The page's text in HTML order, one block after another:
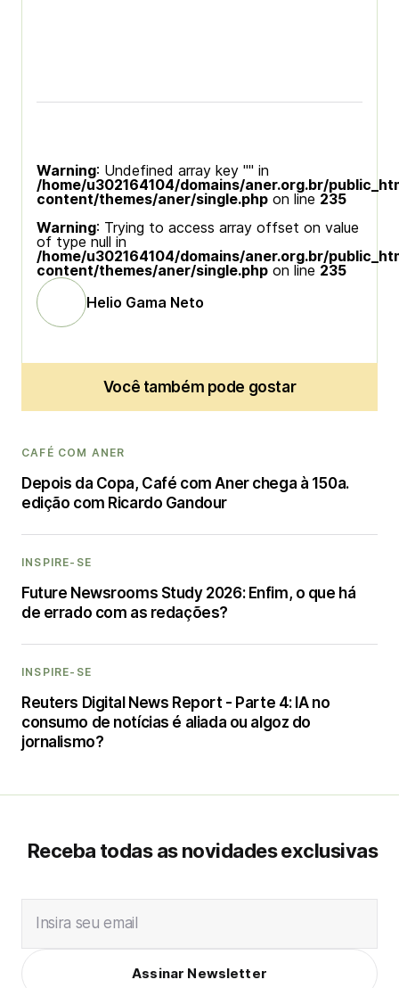
Warning: Undefined array key "" in
/home/u302164104/domains/aner.org.br/
content/themes/aner/single.php on line 235
Warning: Trying to access array offset on value
of type null in
/home/u302164104/domains/aner.org.br/
content/themes/aner/single.php on line 235
Helio Gama Neto
Você também pode gostar
CAFÉ COM ANER
Depois da Copa, Café com Aner chega à 150a.
edição com Ricardo Gandour
INSPIRE-SE
Future Newsrooms Study 2026: Enfim, o que há
de errado com as redações?
INSPIRE-SE
Reuters Digital News Report - Parte 4: IA no
consumo de notícias é aliada ou algoz do
jornalismo?
Receba todas as novidades exclusivas
Insira seu email
Assinar Newsletter